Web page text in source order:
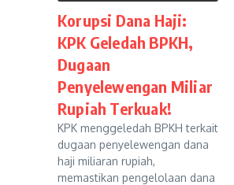
Korupsi Dana Haji:
KPK Geledah BPKH,
Dugaan
Penyelewengan Miliar
Rupiah Terkuak!
KPK menggeledah BPKH terkait
dugaan penyelewengan dana
haji miliaran rupiah,
memastikan pengelolaan dana